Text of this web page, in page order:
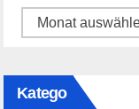
Archiv
Katego